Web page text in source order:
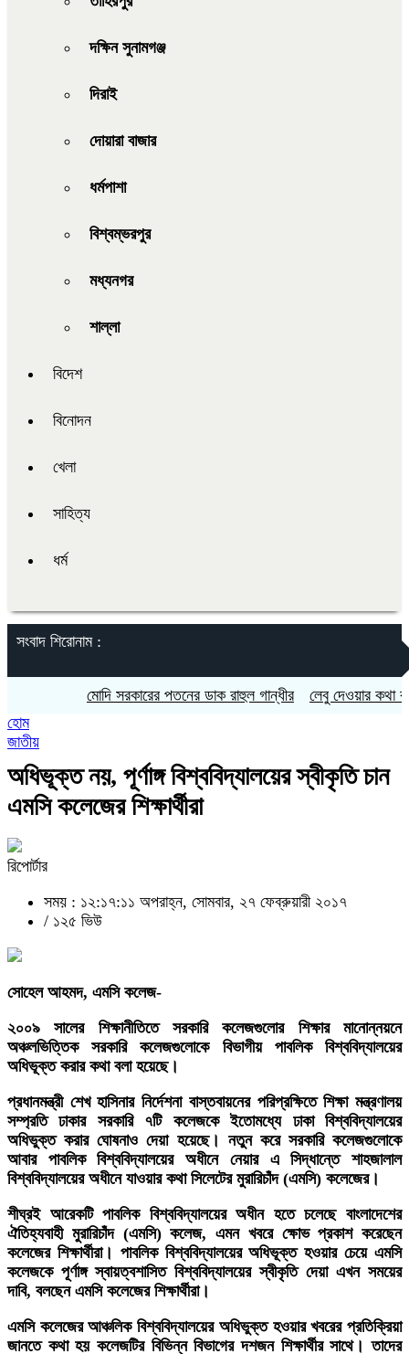
দক্ষিন সুনামগঞ্জ
দিরাই
দোয়ারা বাজার
ধর্মপাশা
বিশ্বম্ভরপুর
মধ্যনগর
শাল্লা
বিদেশ
বিনোদন
খেলা
সাহিত্য
ধর্ম
সংবাদ শিরোনাম :
মোদি সরকারের পতনের ডাক রাহুল গান্ধীর লেবু দেওয়ার কথা বলে
হোম
জাতীয়
অধিভূক্ত নয়, পূর্ণাঙ্গ বিশ্ববিদ্যালয়ের স্বীকৃতি চান
এমসি কলেজের শিক্ষার্থীরা
রিপোর্টার
সময় : ১২:১৭:১১ অপরাহ্ন, সোমবার, ২৭ ফেব্রুয়ারী ২০১৭
/ ১২৫ ভিউ
সোহেল আহমদ, এমসি কলেজ-
২০০৯ সালের শিক্ষানীতিতে সরকারি কলেজগুলোর শিক্ষার মানোন্নয়নে
অঞ্চলভিত্তিক সরকারি কলেজগুলোকে বিভাগীয় পাবলিক বিশ্ববিদ্যালয়ের
অধিভূক্ত করার কথা বলা হয়েছে।
প্রধানমন্ত্রী শেখ হাসিনার নির্দেশনা বাস্তবায়নের পরিপ্রক্ষিতে শিক্ষা মন্ত্রণালয়
সম্প্রতি ঢাকার সরকারি ৭টি কলেজকে ইতোমধ্যে ঢাকা বিশ্ববিদ্যালয়ের
অধিভুক্ত করার ঘোষনাও দেয়া হয়েছে। নতুন করে সরকারি কলেজগুলোকে
আবার পাবলিক বিশ্ববিদ্যালয়ের অধীনে নেয়ার এ সিদ্ধান্তে শাহজালাল
বিশ্ববিদ্যালয়ের অধীনে যাওয়ার কথা সিলেটের মুরারিচাঁদ (এমসি) কলেজের।
শীঘ্রই আরেকটি পাবলিক বিশ্ববিদ্যালয়ের অধীন হতে চলেছে বাংলাদেশের
ঐতিহ্যবাহী মুরারিচাঁদ (এমসি) কলেজ, এমন খবরে ক্ষোভ প্রকাশ করেছেন
কলেজের শিক্ষার্থীরা। পাবলিক বিশ্ববিদ্যালয়ের অধিভূক্ত হওয়ার চেয়ে এমসি
কলেজকে পূর্ণাঙ্গ স্বায়ত্বশাসিত বিশ্ববিদ্যালয়ের স্বীকৃতি দেয়া এখন সময়ের
দাবি, বলছেন এমসি কলেজের শিক্ষার্থীরা।
এমসি কলেজের আঞ্চলিক বিশ্ববিদ্যালয়ের অধিভুক্ত হওয়ার খবরের প্রতিক্রিয়া
জানতে কথা হয় কলেজটির বিভিন্ন বিভাগের দশজন শিক্ষার্থীর সাথে। তাদের